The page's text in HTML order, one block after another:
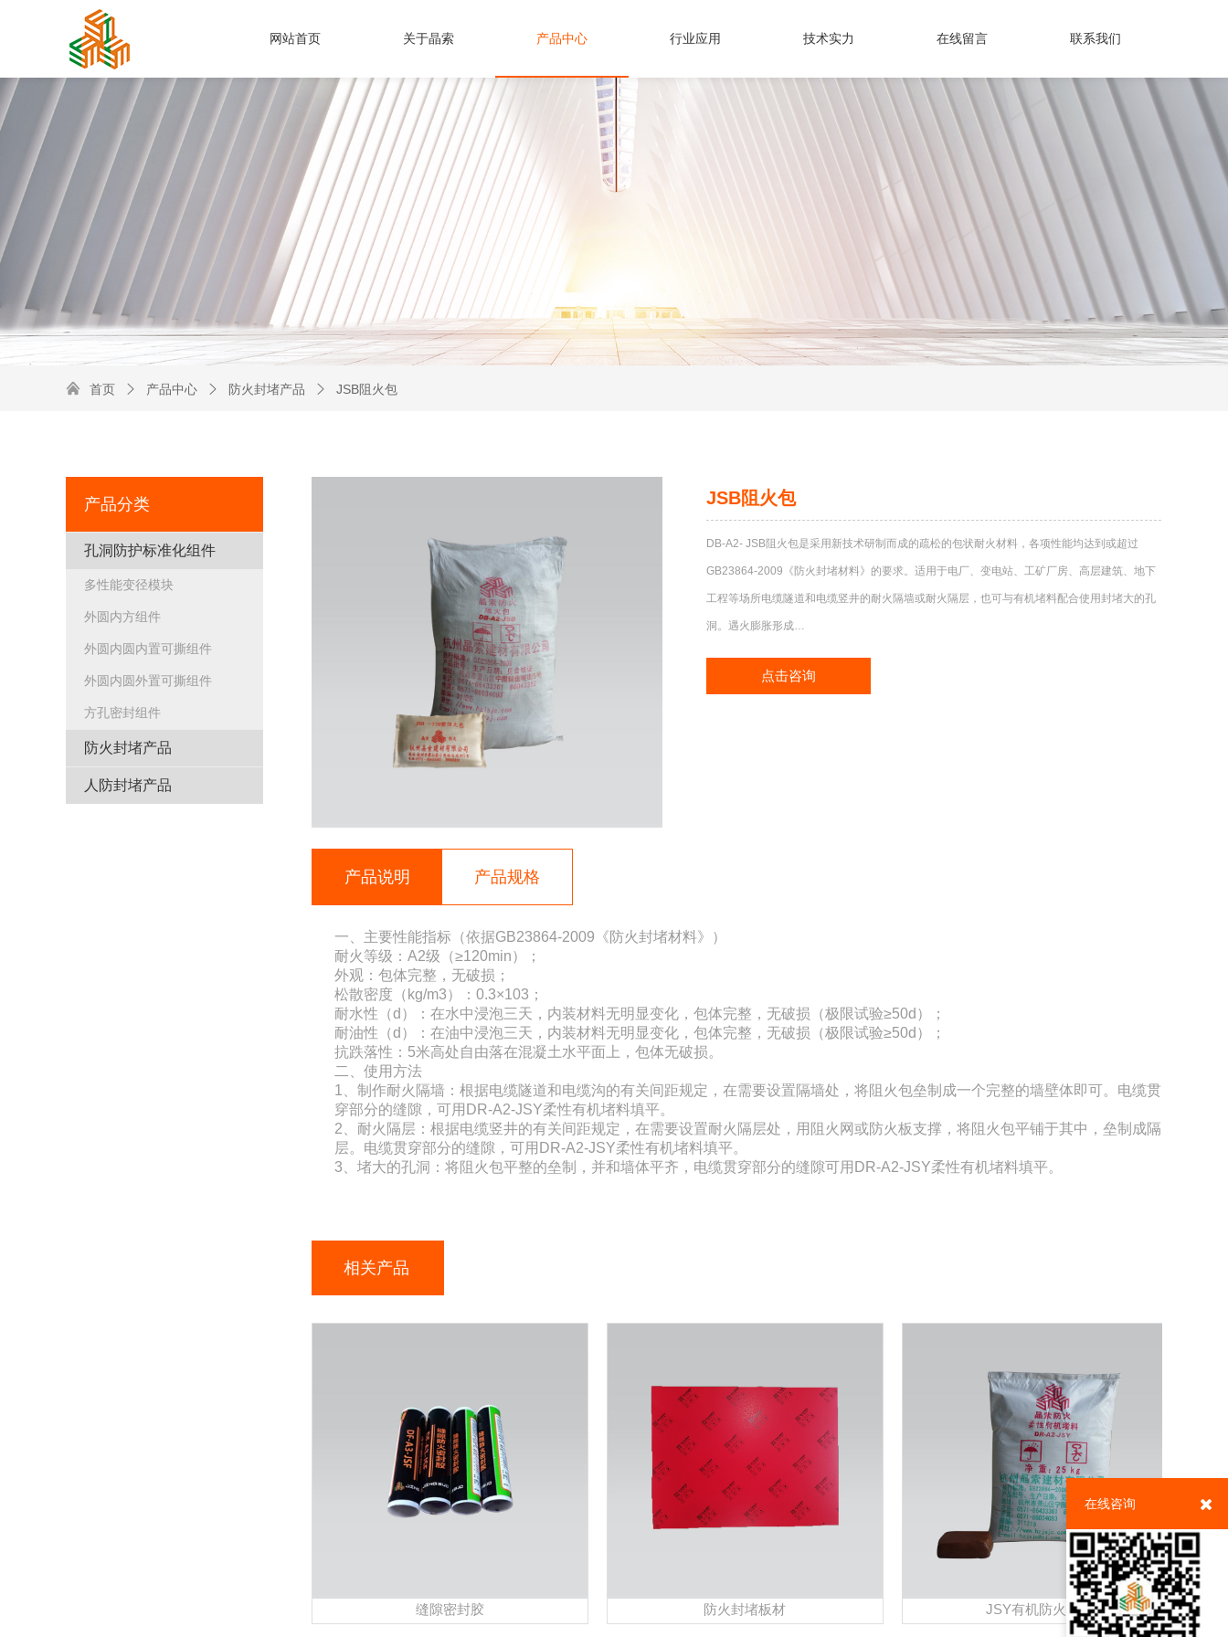
网站首页 关于晶索 产品中心 行业应用 技术实力 在线留言 联系我们
 首页  产品中心  防火封堵产品  JSB阻火包
产品分类
孔洞防护标准化组件
多性能变径模块
外圆内方组件
外圆内圆内置可撕组件
外圆内圆外置可撕组件
方孔密封组件
防火封堵产品
人防封堵产品
JSB阻火包
DB-A2- JSB阻火包是采用新技术研制而成的疏松的包状耐火材料，各项性能均达到或超过
GB23864-2009《防火封堵材料》的要求。适用于电厂、变电站、工矿厂房、高层建筑、地下
工程等场所电缆隧道和电缆竖井的耐火隔墙或耐火隔层，也可与有机堵料配合使用封堵大的孔
洞。遇火膨胀形成…
点击咨询
产品说明 产品规格
一、主要性能指标（依据GB23864-2009《防火封堵材料》）
耐火等级：A2级（≥120min）；
外观：包体完整，无破损；
松散密度（kg/m3）：0.3×103；
耐水性（d）：在水中浸泡三天，内装材料无明显变化，包体完整，无破损（极限试验≥50d）；
耐油性（d）：在油中浸泡三天，内装材料无明显变化，包体完整，无破损（极限试验≥50d）；
抗跌落性：5米高处自由落在混凝土水平面上，包体无破损。
二、使用方法
1、制作耐火隔墙：根据电缆隧道和电缆沟的有关间距规定，在需要设置隔墙处，将阻火包垒制成一个完整的墙壁体即可。电缆贯
穿部分的缝隙，可用DR-A2-JSY柔性有机堵料填平。
2、耐火隔层：根据电缆竖井的有关间距规定，在需要设置耐火隔层处，用阻火网或防火板支撑，将阻火包平铺于其中，垒制成隔
层。电缆贯穿部分的缝隙，可用DR-A2-JSY柔性有机堵料填平。
3、堵大的孔洞：将阻火包平整的垒制，并和墙体平齐，电缆贯穿部分的缝隙可用DR-A2-JSY柔性有机堵料填平。
相关产品
缝隙密封胶 防火封堵板材 JSY有机防火堵料
在线咨询